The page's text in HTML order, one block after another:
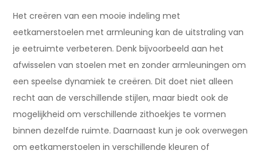
Het creëren van een mooie indeling met
eetkamerstoelen met armleuning kan de uitstraling van
je eetruimte verbeteren. Denk bijvoorbeeld aan het
afwisselen van stoelen met en zonder armleuningen om
een speelse dynamiek te creëren. Dit doet niet alleen
recht aan de verschillende stijlen, maar biedt ook de
mogelijkheid om verschillende zithoekjes te vormen
binnen dezelfde ruimte. Daarnaast kun je ook overwegen
om eetkamerstoelen in verschillende kleuren of